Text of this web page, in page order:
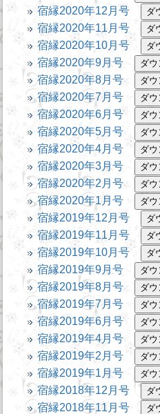
宿縁2020年12月号
宿縁2020年11月号
宿縁2020年10月号
宿縁2020年9月号
宿縁2020年8月号
宿縁2020年7月号
宿縁2020年6月号
宿縁2020年5月号
宿縁2020年4月号
宿縁2020年3月号
宿縁2020年2月号
宿縁2020年1月号
宿縁2019年12月号
宿縁2019年11月号
宿縁2019年10月号
宿縁2019年9月号
宿縁2019年8月号
宿縁2019年7月号
宿縁2019年6月号
宿縁2019年4月号
宿縁2019年2月号
宿縁2019年1月号
宿縁2018年12月号
宿縁2018年11月号